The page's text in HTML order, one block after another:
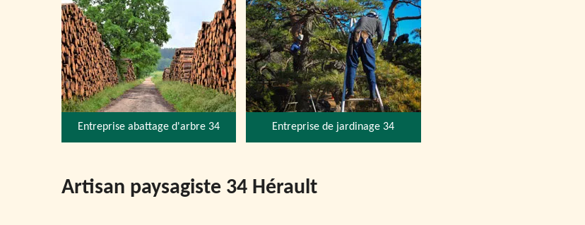
Entreprise abattage d'arbre 34 Entreprise de jardinage 34
Artisan paysagiste 34 Hérault